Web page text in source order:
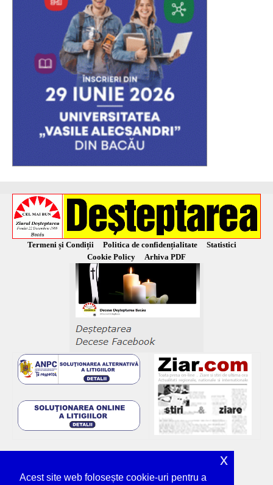
Termeni și Condiții Politica de confidențialitate
Statistici
Cookie Policy
Arhiva PDF
Acest site web folosește cookie-uri pentru a
x